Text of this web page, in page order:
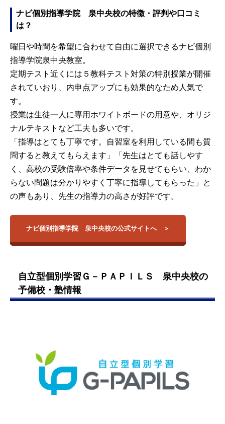
ナビ個別指導学院 泉中央校の特徴・評判や口コミ
は？
曜日や時間を希望に合わせて自由に選択できるナビ個別
指導学院泉中央教室。
定期テスト近くには５教科テスト対策の特別授業が開催
されていおり、内申点アップにも効果的なため人気で
す。
授業は生徒一人に専用ホワイトボードの用意や、オリジ
ナルテキストなど工夫も多いです。
「指導はとても丁寧です。自習室を利用している間も質
問すると教えてもらえます」「先生はとても話しやす
く、高校の受験倍率や条件データを見せてもらい、わか
らない問題は分かりやすく丁寧に指導してもらった」と
の声もあり、先生の指導力の高さが好評です。
ナビ個別指導学院 泉中央校の公式サイトへ
自立型個別学習Ｇ－ＰＡＰＩＬＳ 泉中央校の
予備校・塾情報